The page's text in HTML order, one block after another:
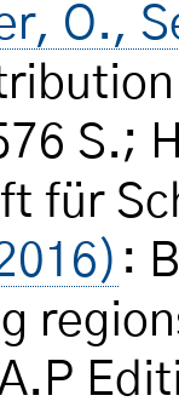
O.,
S.;
für
: